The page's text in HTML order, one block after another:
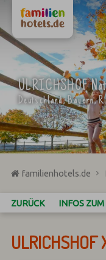
ULRICHSHOF
Deutschland, Bayern,
familienhotels.de
ZURÜCK INFOS
ULRICHSHOF